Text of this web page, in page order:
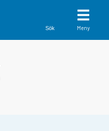
Sök Meny